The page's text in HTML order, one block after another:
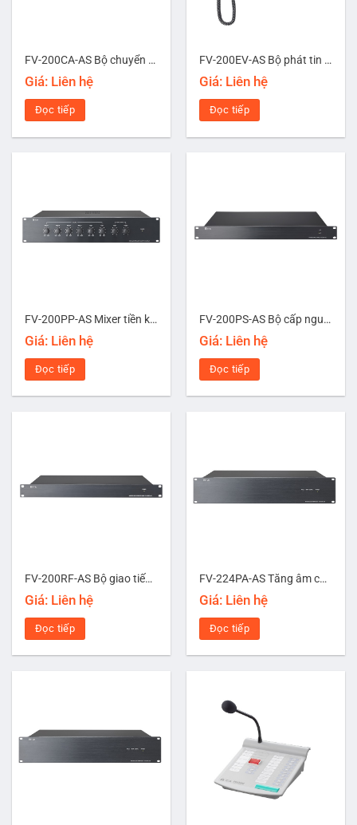
FV-200CA-AS Bộ chuyển mạch tăng âm
Giá: Liên hệ
Đọc tiếp
FV-200EV-AS Bộ phát tin nhắn khẩn cấp
Giá: Liên hệ
Đọc tiếp
FV-200PP-AS Mixer tiền khuếch đại
Giá: Liên hệ
Đọc tiếp
FV-200PS-AS Bộ cấp nguồn 24V DC
Giá: Liên hệ
Đọc tiếp
FV-200RF-AS Bộ giao tiếp Micro chọn vùng từ xa
Giá: Liên hệ
Đọc tiếp
FV-224PA-AS Tăng âm công suất 240W
Giá: Liên hệ
Đọc tiếp